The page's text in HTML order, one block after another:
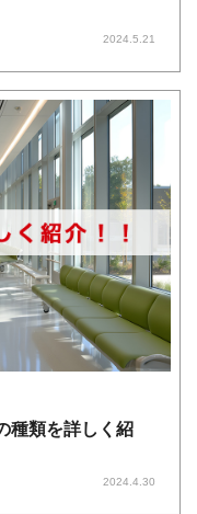
2024.5.21
種類を詳しく紹
2024.4.30